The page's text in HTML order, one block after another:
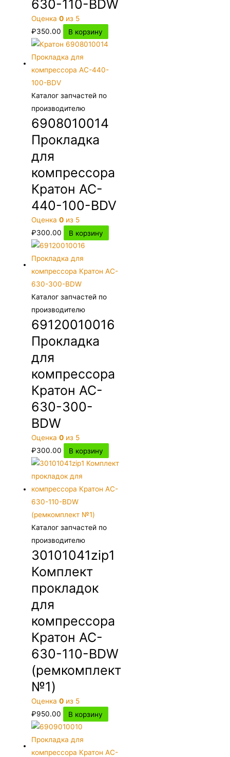
630-110-BDW
Оценка0 из 5
₽350.00 В корзину
Каталог запчастей по
производителю
6908010014
Прокладка
для
компрессора
Кратон AC-
440-100-BDV
Оценка0 из 5
₽300.00 В корзину
Каталог запчастей по
производителю
69120010016
Прокладка
для
компрессора
Кратон AC-
630-300-
BDW
Оценка0 из 5
₽300.00 В корзину
Каталог запчастей по
производителю
30101041zip1
Комплект
прокладок
для
компрессора
Кратон AC-
630-110-BDW
(ремкомплект
№1)
Оценка0 из 5
₽950.00 В корзину